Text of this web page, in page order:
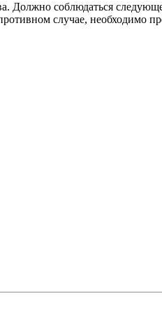
Должно соблюдаться
случае, необходимо